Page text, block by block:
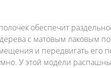
обеспечит
с матовым лаковым
и передвигать
У этой модели